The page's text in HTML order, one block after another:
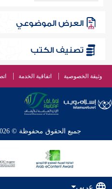
العرض الموضوعي
تصنيف الكتب
وثيقة الخصوصية اتفاقية الخدمة
جميع الحقوق محفوظة © 2026 - 1998 لشبكة إسلام ويب
عربي